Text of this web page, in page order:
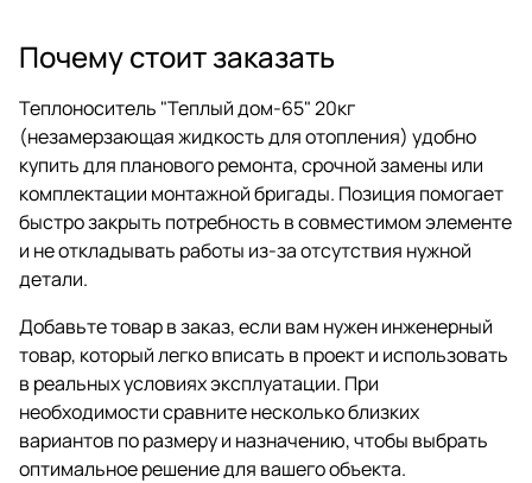
Почему стоит заказать
Теплоноситель "Теплый дом-65" 20кг
(незамерзающая жидкость для отопления) удобно
купить для планового ремонта, срочной замены или
комплектации монтажной бригады. Позиция помогает
быстро закрыть потребность в совместимом элементе
и не откладывать работы из-за отсутствия нужной
детали.
Добавьте товар в заказ, если вам нужен инженерный
товар, который легко вписать в проект и использовать
в реальных условиях эксплуатации. При
необходимости сравните несколько близких
вариантов по размеру и назначению, чтобы выбрать
оптимальное решение для вашего объекта.